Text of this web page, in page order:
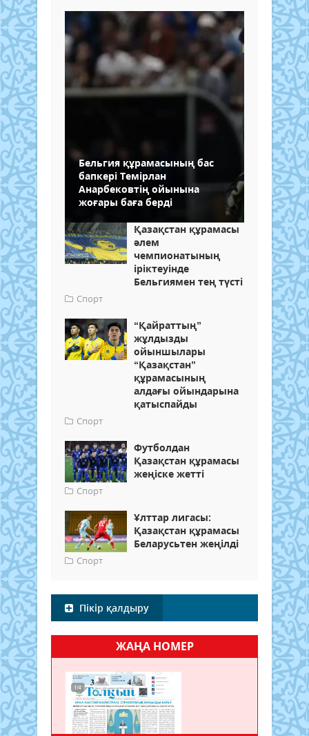
Бельгия құрамасының бас
бапкері Темірлан
Анарбековтің ойынына
жоғары баға берді
Қазақстан құрамасы
әлем
чемпионатының
іріктеуінде
Бельгиямен тең түсті
Спорт
“Қайраттың”
жұлдызды
ойыншылары
“Қазақстан”
құрамасының
алдағы ойындарына
қатыспайды
Спорт
Футболдан
Қазақстан құрамасы
жеңіске жетті
Спорт
Ұлттар лигасы:
Қазақстан құрамасы
Беларусьтен жеңілді
Спорт
Пікір қалдыру
ЖАҢА НОМЕР